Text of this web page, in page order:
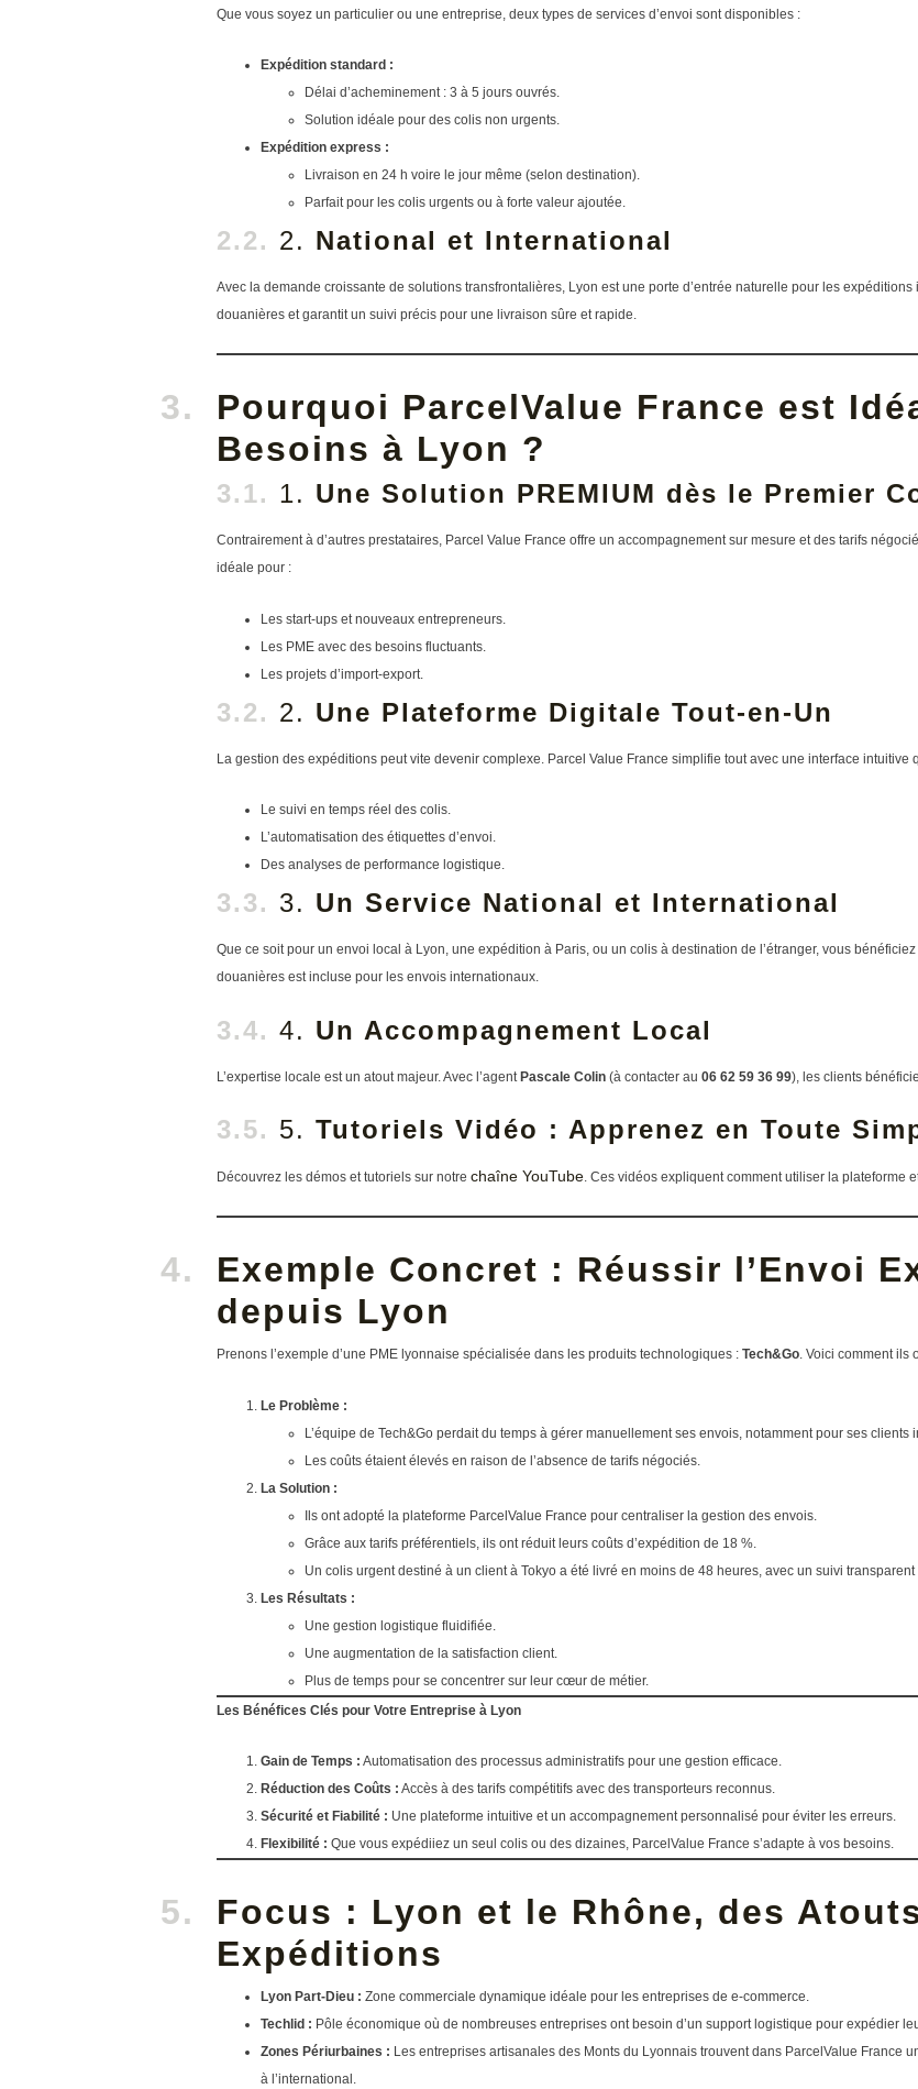
Que vous soyez un particulier ou une entreprise, deux types de services d’envoi sont disponibles :
Expédition standard :
Délai d’acheminement : 3 à 5 jours ouvrés.
Solution idéale pour des colis non urgents.
Expédition express :
Livraison en 24 h voire le jour même (selon destination).
Parfait pour les colis urgents ou à forte valeur ajoutée.
2. National et International
Avec la demande croissante de solutions transfrontalières, Lyon est une porte d’entrée naturelle pour les
douanières et garantit un suivi précis pour une livraison sûre et rapide.
Pourquoi ParcelValue France est
Besoins à Lyon ?
1. Une Solution PREMIUM dès le Premier
Contrairement à d’autres prestataires, Parcel Value France offre un accompagnement sur mesure et des tarifs
idéale pour :
Les start-ups et nouveaux entrepreneurs.
Les PME avec des besoins fluctuants.
Les projets d’import-export.
2. Une Plateforme Digitale Tout-en-Un
La gestion des expéditions peut vite devenir complexe. Parcel Value France simplifie tout avec une interface intuitive
Le suivi en temps réel des colis.
L’automatisation des étiquettes d’envoi.
Des analyses de performance logistique.
3. Un Service National et International
Que ce soit pour un envoi local à Lyon, une expédition à Paris, ou un colis à destination de l’étranger, vous
douanières est incluse pour les envois internationaux.
4. Un Accompagnement Local
L’expertise locale est un atout majeur. Avec l’agent Pascale Colin (à contacter au 06 62 59 36 99), les clients
5. Tutoriels Vidéo : Apprenez en Toute
Découvrez les démos et tutoriels sur notre chaîne YouTube. Ces vidéos expliquent comment utiliser la plateforme
Exemple Concret : Réussir l’Envoi
depuis Lyon
Prenons l’exemple d’une PME lyonnaise spécialisée dans les produits technologiques : Tech&Go. Voici comment ils
Le Problème :
L’équipe de Tech&Go perdait du temps à gérer manuellement ses envois, notamment pour ses clients
Les coûts étaient élevés en raison de l’absence de tarifs négociés.
La Solution :
Ils ont adopté la plateforme ParcelValue France pour centraliser la gestion des envois.
Grâce aux tarifs préférentiels, ils ont réduit leurs coûts d’expédition de 18 %.
Un colis urgent destiné à un client à Tokyo a été livré en moins de 48 heures, avec un suivi transparent
Les Résultats :
Une gestion logistique fluidifiée.
Une augmentation de la satisfaction client.
Plus de temps pour se concentrer sur leur cœur de métier.
Les Bénéfices Clés pour Votre Entreprise à Lyon
Gain de Temps : Automatisation des processus administratifs pour une gestion efficace.
Réduction des Coûts : Accès à des tarifs compétitifs avec des transporteurs reconnus.
Sécurité et Fiabilité : Une plateforme intuitive et un accompagnement personnalisé pour éviter les erreurs.
Flexibilité : Que vous expédiiez un seul colis ou des dizaines, ParcelValue France s’adapte à vos besoins.
Focus : Lyon et le Rhône, des
Expéditions
Lyon Part-Dieu : Zone commerciale dynamique idéale pour les entreprises de e-commerce.
Techlid : Pôle économique où de nombreuses entreprises ont besoin d’un support logistique pour expédier
Zones Périurbaines : Les entreprises artisanales des Monts du Lyonnais trouvent dans ParcelValue France
à l’international.